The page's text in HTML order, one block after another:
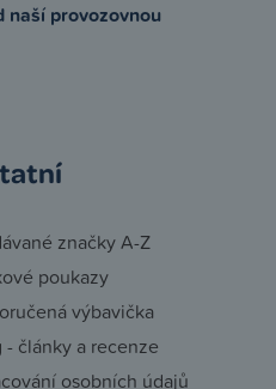
naší provozovnou
značky A-Z
poukazy
výbavička
- články a recenze
osobních údajů